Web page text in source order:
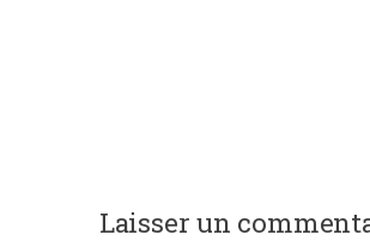
Laisser un